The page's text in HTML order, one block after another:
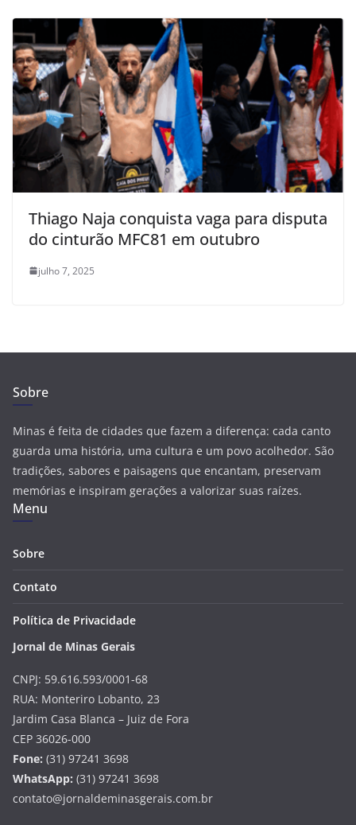
Thiago Naja conquista vaga para disputa
do cinturão MFC81 em outubro
julho 7, 2025
Sobre
Minas é feita de cidades que fazem a diferença: cada canto
guarda uma história, uma cultura e um povo acolhedor. São
tradições, sabores e paisagens que encantam, preservam
memórias e inspiram gerações a valorizar suas raízes.
Menu
Sobre
Contato
Política de Privacidade
Jornal de Minas Gerais
CNPJ: 59.616.593/0001-68
RUA: Monteriro Lobanto, 23
Jardim Casa Blanca – Juiz de Fora
CEP 36026-000
Fone: (31) 97241 3698
WhatsApp: (31) 97241 3698
contato@jornaldeminasgerais.com.br